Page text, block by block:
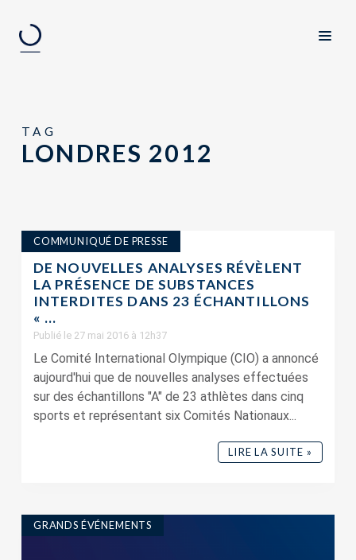
TAG
LONDRES 2012
COMMUNIQUÉ DE PRESSE
DE NOUVELLES ANALYSES RÉVÈLENT
LA PRÉSENCE DE SUBSTANCES
INTERDITES DANS 23 ÉCHANTILLONS
« ...
Publié le 27 mai 2016 à 12h37
Le Comité International Olympique (CIO) a annoncé
aujourd'hui que de nouvelles analyses effectuées
sur des échantillons "A" de 23 athlètes dans cinq
sports et représentant six Comités Nationaux...
LIRE LA SUITE »
GRANDS ÉVÉNEMENTS